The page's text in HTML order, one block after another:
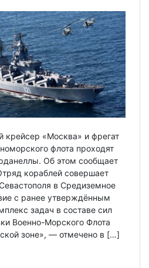
крейсер «Москва» и фрегат
флота проходят
Об этом сообщает
кораблей совершает
в Средиземное
с ранее утверждённым
задач в составе сил
Военно-Морского Флота
зоне», — отмечено в […]